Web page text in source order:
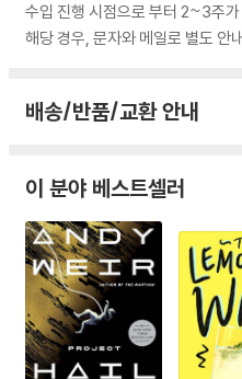
수입 진행 시점으로 부터 2~3주
해당 경우, 문자와 메일로 별도 안
배송/반품/교환 안내
이 분야 베스트셀러